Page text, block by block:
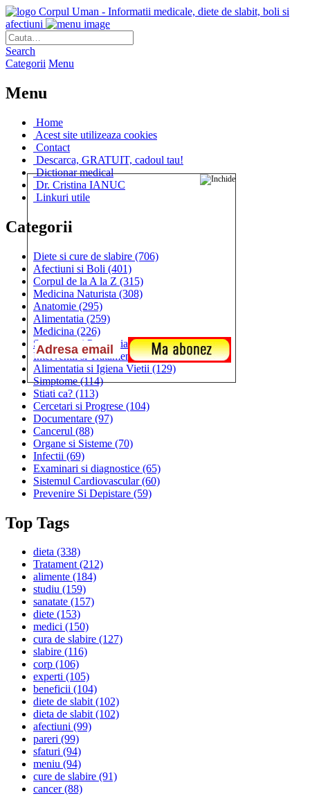
Corpul Uman - Informatii medicale, diete de slabit, boli si
afectiuni
Search
Categorii Menu
Menu
Home
Acest site utilizeaza cookies
Contact
Descarca, GRATUIT, cadoul tau!
Dictionar medical
Dr. Cristina IANUC
Linkuri utile
Categorii
Diete si cure de slabire (706)
Afectiuni si Boli (401)
Corpul de la A la Z (315)
Medicina Naturista (308)
Anatomie (295)
Alimentatia (259)
Medicina (226)
Sanatatea si Preventia(170)
Interventii si Tratamente(167)
Alimentatia si Igiena Vietii (129)
Simptome(114)
Stiati ca? (113)
Cercetari si Progrese (104)
Documentare (97)
Cancerul (88)
Organe si Sisteme (70)
Infectii (69)
Examinari si diagnostice (65)
Sistemul Cardiovascular(60)
Prevenire Si Depistare (59)
Top Tags
dieta (338)
Tratament(212)
alimente (184)
studiu (159)
sanatate (157)
diete (153)
medici (150)
cura de slabire (127)
slabire (116)
corp (106)
experti (105)
beneficii (104)
diete de slabit(102)
dieta de slabit(102)
afectiuni (99)
pareri (99)
sfaturi (94)
meniu (94)
cure de slabire (91)
cancer(88)